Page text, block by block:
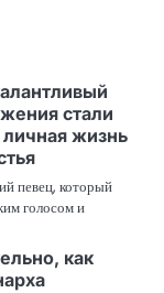
стали
жизнь
певец, который
голосом и
как